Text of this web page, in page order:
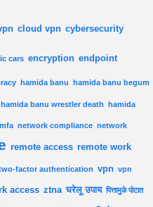
cloud vpn cybersecurity
cars encryption endpoint
hamida banu hamida banu begum
hamida banu wrestler death hamida
mfa network compliance network
remote access remote work
factor authentication vpn vpn
access ztna घरेलू उपाय पित्तामुळे पोटात